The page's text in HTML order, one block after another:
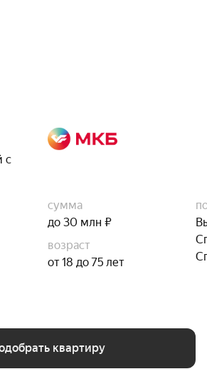
с
сумма
до 30 млн ₽
возраст
от 18 до 75 лет
квартиру